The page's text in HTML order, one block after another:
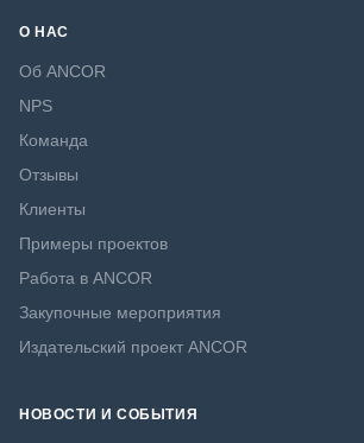
О НАС
Об ANCOR
NPS
Команда
Отзывы
Клиенты
Примеры проектов
Работа в ANCOR
Закупочные мероприятия
Издательский проект ANCOR
НОВОСТИ И СОБЫТИЯ